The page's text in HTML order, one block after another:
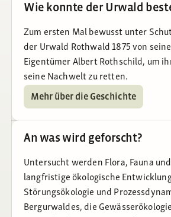
Wie konnte der Urwald
Zum ersten Mal bewusst unter
der Urwald Rothwald 1875 von
Eigentümer Albert Rothschild, um
seine Nachwelt zu retten.
Mehr über die Geschichte
An was wird geforscht?
Untersucht werden Flora, Fauna
langfristige ökologische
Störungsökologie und
Bergurwaldes, die